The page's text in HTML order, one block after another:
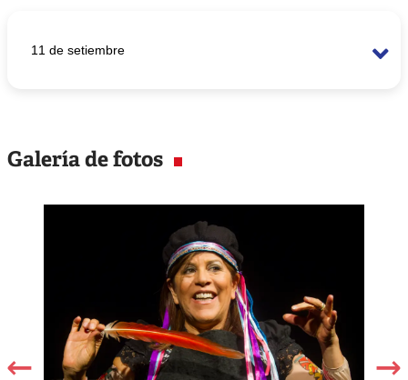
11 de setiembre
Galería de fotos